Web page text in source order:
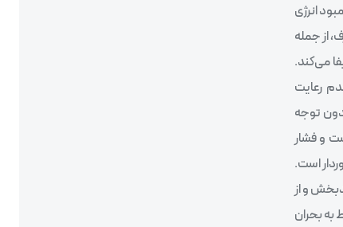
انرژی
از جمله
می‌کند.
عدم رعایت
توجه
و فشار
است.
برخی امیدبخش و از
کامل مسائل مربوط به بحران